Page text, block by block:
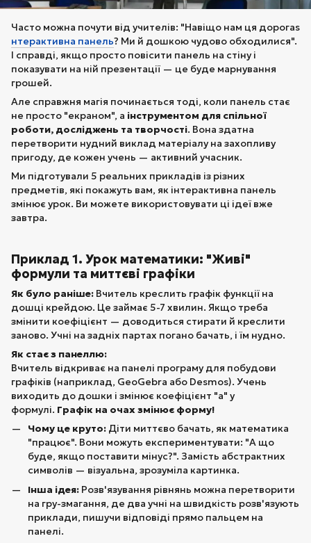
Часто можна почути від учителів: "Навіщо нам ця дорогаs
нтерактивна панель? Ми й дошкою чудово обходилися".
І справді, якщо просто повісити панель на стіну і
показувати на ній презентації — це буде марнування
грошей.
Але справжня магія починається тоді, коли панель стає
не просто "екраном", а інструментом для спільної
роботи, досліджень та творчості. Вона здатна
перетворити нудний виклад матеріалу на захопливу
пригоду, де кожен учень — активний учасник.
Ми підготували 5 реальних прикладів із різних
предметів, які покажуть вам, як інтерактивна панель
змінює урок. Ви можете використовувати ці ідеї вже
завтра.
Приклад 1. Урок математики: "Живі"
формули та миттєві графіки
Як було раніше: Вчитель креслить графік функції на
дошці крейдою. Це займає 5-7 хвилин. Якщо треба
змінити коефіцієнт — доводиться стирати й креслити
заново. Учні на задніх партах погано бачать, і їм нудно.
Як стає з панеллю:
Вчитель відкриває на панелі програму для побудови
графіків (наприклад, GeoGebra або Desmos). Учень
виходить до дошки і змінює коефіцієнт "а" у
формулі. Графік на очах змінює форму!
Чому це круто: Діти миттєво бачать, як математика
"працює". Вони можуть експериментувати: "А що
буде, якщо поставити мінус?". Замість абстрактних
символів — візуальна, зрозуміла картинка.
Інша ідея: Розв'язування рівнянь можна перетворити
на гру-змагання, де два учні на швидкість розв'язують
приклади, пишучи відповіді прямо пальцем на
панелі.